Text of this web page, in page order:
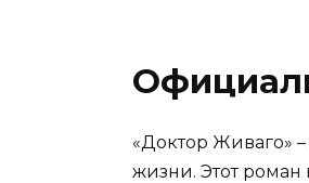
«Доктор Живаго»
жизни. Этот